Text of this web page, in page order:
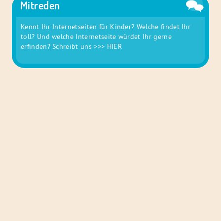
Mitreden
Kennt Ihr Internetseiten für Kinder? Welche findet Ihr
toll? Und welche Internetseite würdet Ihr gerne
erfinden? Schreibt uns>>> HIER